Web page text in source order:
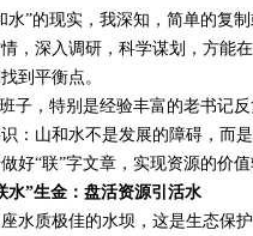
”的现实，我深知，简单的复制
，深入调研，科学谋划，方能
到平衡点。
，特别是经验丰富的老书记反
：山和水不是发展的障碍，而
好“联”字文章，实现资源的价值
水”生金：盘活资源引活水
质极佳的水坝，这是生态保护